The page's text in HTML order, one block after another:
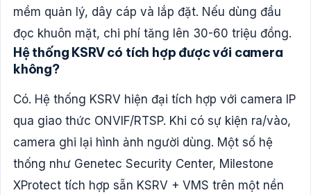
mềm quản lý, dây cáp và lắp đặt. Nếu dùng đầu
đọc khuôn mặt, chi phí tăng lên 30-60 triệu đồng.
Hệ thống KSRV có tích hợp được với camera
không?
Có. Hệ thống KSRV hiện đại tích hợp với camera IP
qua giao thức ONVIF/RTSP. Khi có sự kiện ra/vào,
camera ghi lại hình ảnh người dùng. Một số hệ
thống như Genetec Security Center, Milestone
XProtect tích hợp sẵn KSRV + VMS trên một nền